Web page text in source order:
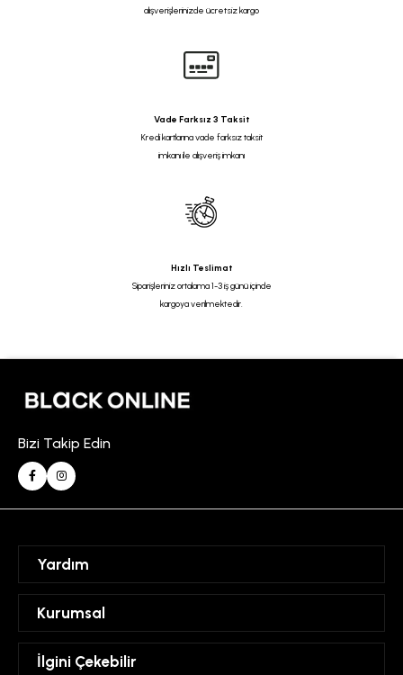
alışverişlerinizde ücretsiz kargo
Vade Farksız 3 Taksit
Kredi kartlarına vade farksız taksit
imkanı ile alışveriş imkanı
Hızlı Teslimat
Siparişleriniz ortalama 1-3 iş günü içinde
kargoya verilmektedir.
Bizi Takip Edin
Yardım
Hesabım
Favorilerim
Kurumsal
Mesafeli Satış Sözleşmesi
İlgini Çekebilir